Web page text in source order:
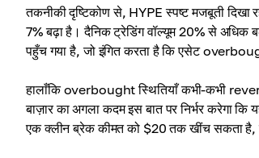
तकनीकी दृष्टिकोण से, HYPE स्पष्ट मजबूती
7% बढ़ा है। दैनिक ट्रेडिंग वॉल्यूम 20% से
पहुँच गया है, जो इंगित करता है कि एसेट
हालाँकि overbought स्थितियाँ कभी-कभी
बाज़ार का अगला कदम इस बात पर निर्भर करेगा
एक क्लीन ब्रेक कीमत को $20 तक खींच सकता है,